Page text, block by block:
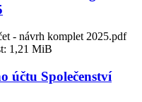
- návrh komplet 2025.pdf
1,21 MiB
účtu Společenství